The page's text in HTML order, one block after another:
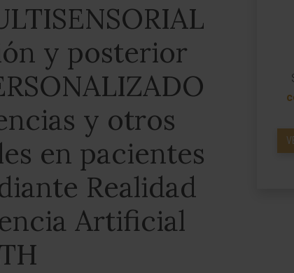
y posterior
y otros
en pacientes
Realidad
Artificial